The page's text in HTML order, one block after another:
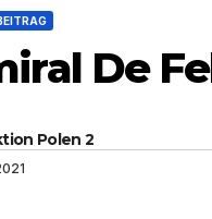
De
Polen 2